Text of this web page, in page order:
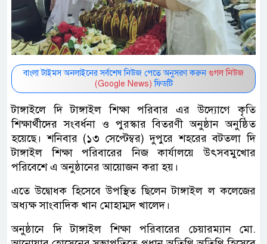
বাংলা টাইমস অনলাইনের সর্বশেষ নিউজ পেতে অনুসরণ করুন গুগল নিউজ
(Google News) ফিডটি
টাঙ্গাইলে দি টাঙ্গাইল শিক্ষা পরিবার এর উদ্যোগে কৃতি
শিক্ষার্থীদের সংবর্ধনা ও পুরস্কার বিতরণী অনুষ্ঠান অনুষ্ঠিত
হয়েছে। শনিবার (১৩ সেপ্টেম্বর) দুপুরে শহরের বটতলা দি
টাঙ্গাইল শিক্ষা পরিবারের নিজ কার্যালয়ে উৎসবমুখোর
পরিবেশে এ অনুষ্ঠানের আয়োজন করা হয়।
এতে উদ্বোধক হিসেবে উপস্থিত ছিলেন টাঙ্গাইল ল কলেজের
অধ্যক্ষ সাংবাদিক খান মোহাম্মদ খালেদ।
অনুষ্ঠানে দি টাঙ্গাইল শিক্ষা পরিবারের চেয়ারম্যান মো.